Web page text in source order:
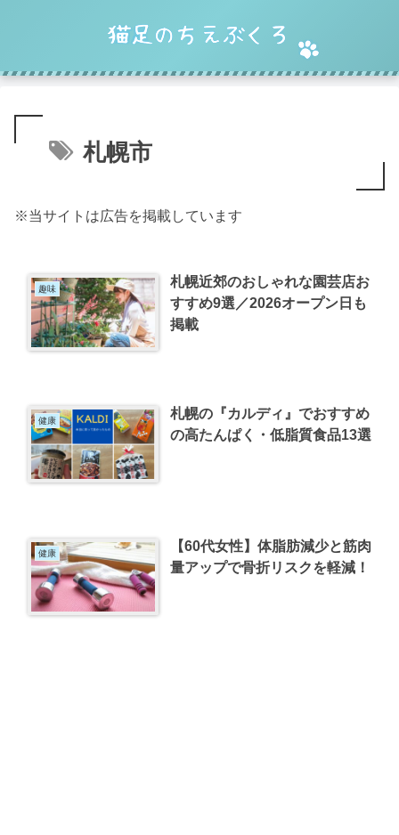
札幌市
※当サイトは広告を掲載しています
趣味
札幌近郊のおしゃれな園芸店お
すすめ9選／2026オープン日も
掲載
健康
札幌の『カルディ』でおすすめ
の高たんぱく・低脂質食品13選
健康
【60代女性】体脂肪減少と筋肉
量アップで骨折リスクを軽減！